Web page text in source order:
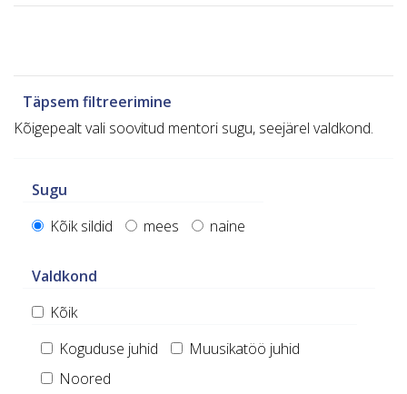
Täpsem filtreerimine
Kõigepealt vali soovitud mentori sugu, seejärel valdkond.
Sugu
Kõik sildid
mees naine
Valdkond
Kõik
Koguduse juhid
Muusikatöö juhid
Noored